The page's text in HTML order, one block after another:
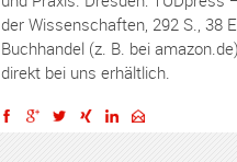
der Wissenschaften, 292 S., 38
Buchhandel (z. B. bei
direkt bei uns erhältlich.